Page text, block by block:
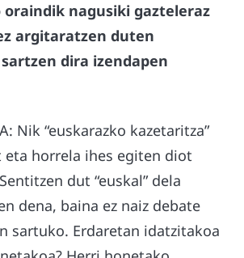
oraindik nagusiki gazteleraz
argitaratzen duten
dira izendapen
Nik “euskarazko kazetaritza”
eta horrela ihes egiten diot
dut “euskal” dela
dena, baina ez naiz debate
sartuko. Erdaretan idatzitakoa